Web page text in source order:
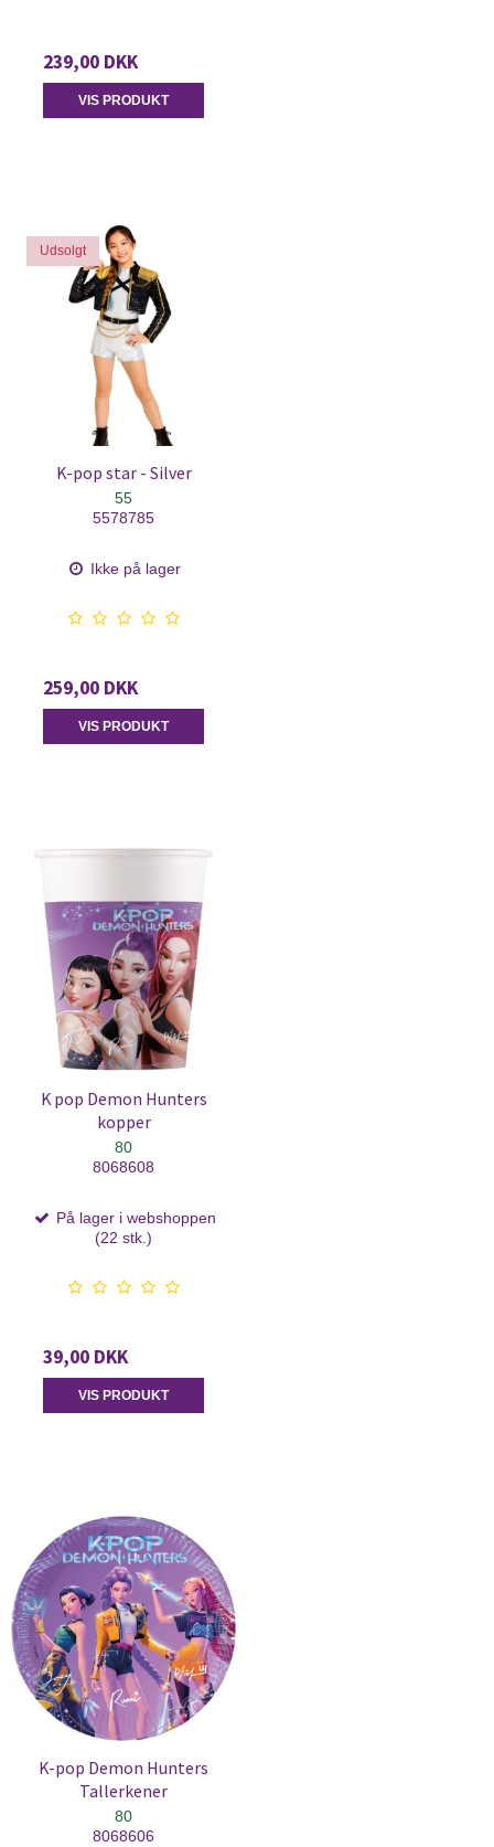
239,00 DKK
VIS PRODUKT
Udsolgt
K-pop star - Silver
55
5578785
Ikke på lager
259,00 DKK
VIS PRODUKT
K pop Demon Hunters
kopper
80
8068608
På lager i webshoppen
(22 stk.)
39,00 DKK
VIS PRODUKT
K-pop Demon Hunters
Tallerkener
80
8068606